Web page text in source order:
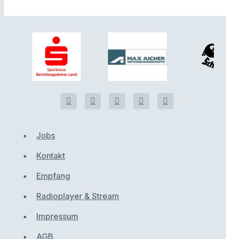
Jobs
Kontakt
Empfang
Radioplayer & Stream
Impressum
AGB